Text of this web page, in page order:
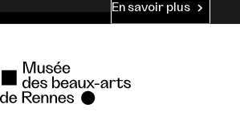
En savoir plus